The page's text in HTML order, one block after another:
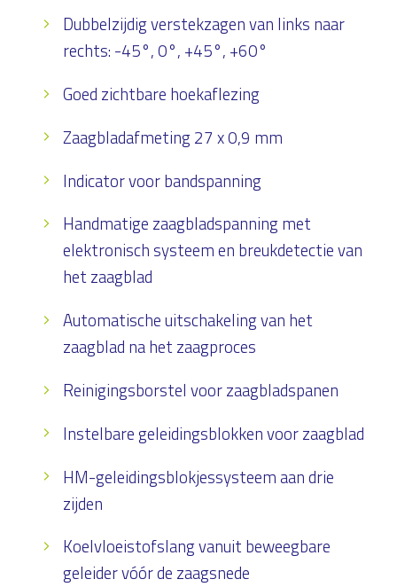
Dubbelzijdig verstekzagen van links naar
rechts: -45°, 0°, +45°, +60°
Goed zichtbare hoekaflezing
Zaagbladafmeting 27 x 0,9 mm
Indicator voor bandspanning
Handmatige zaagbladspanning met
elektronisch systeem en breukdetectie van
het zaagblad
Automatische uitschakeling van het
zaagblad na het zaagproces
Reinigingsborstel voor zaagbladspanen
Instelbare geleidingsblokken voor zaagblad
HM-geleidingsblokjessysteem aan drie
zijden
Koelvloeistofslang vanuit beweegbare
geleider vóór de zaagsnede